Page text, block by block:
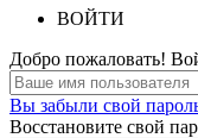
ВОЙТИ
Добро пожаловать!
Вы забыли свой
Восстановите свой